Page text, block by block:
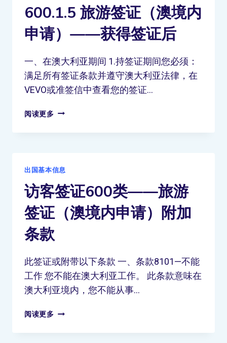
600.1.5 旅游签证（澳境内
申请）——获得签证后
一、在澳大利亚期间 1.持签证期间您必须：
满足所有签证条款并遵守澳大利亚法律，在
VEVO或准签信中查看您的签证…
阅读更多
出国基本信息
访客签证600类——旅游
签证（澳境内申请）附加
条款
此签证或附带以下条款 一、条款8101—不能
工作 您不能在澳大利亚工作。 此条款意味在
澳大利亚境内，您不能从事…
阅读更多